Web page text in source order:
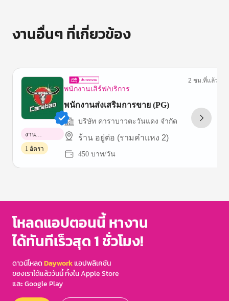
งานอื่นๆ ที่เกี่ยวข้อง
พนักงานเสิร์ฟ/บริการ
2 ชม.ที่แล้ว
พนักงานส่งเสริมการขาย (PG)
บริษัท คาราบาวตะวันแดง จำกัด
ร้าน อยู่ต่อ (รามคำแหง 2)
450 บาท/วัน
งาน
พาร์ทไทม์
1 อัตรา
of
โหลดแอปตอนนี้ หางาน
ได้ทันทีเร็วสุด 1 ชั่วโมง!
ดาวน์โหลดDayworkแอปพลิเคชัน
ของเราได้แล้ววันนี้ ทั้งใน Apple Store
และ Google Play